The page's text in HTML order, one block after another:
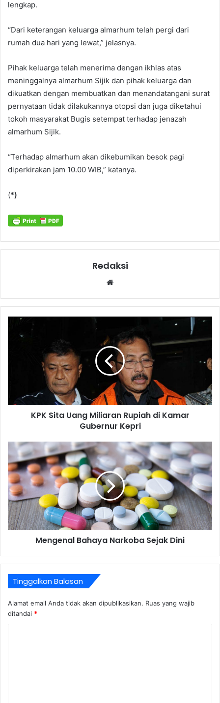
lengkap.
“Dari keterangan keluarga almarhum telah pergi dari
rumah dua hari yang lewat,” jelasnya.
Pihak keluarga telah menerima dengan ikhlas atas
meninggalnya almarhum Sijik dan pihak keluarga dan
dikuatkan dengan membuatkan dan menandatangani surat
pernyataan tidak dilakukannya otopsi dan juga diketahui
tokoh masyarakat Bugis setempat terhadap jenazah
almarhum Sijik.
“Terhadap almarhum akan dikebumikan besok pagi
diperkirakan jam 10.00 WIB,” katanya.
(*)
Redaksi
KPK Sita Uang Miliaran Rupiah di Kamar
Gubernur Kepri
Mengenal Bahaya Narkoba Sejak Dini
Tinggalkan Balasan
Alamat email Anda tidak akan dipublikasikan. Ruas yang wajib
ditandai *